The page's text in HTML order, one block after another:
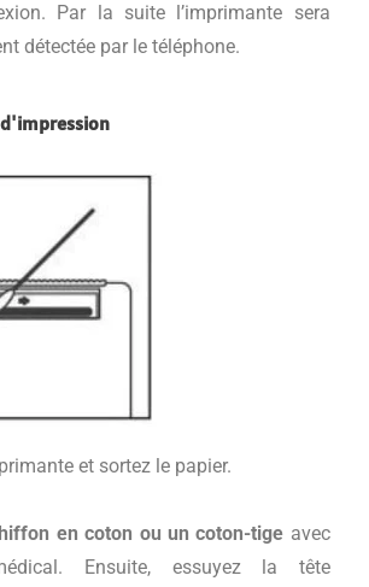
Par la suite l’imprimante sera
détectée par le téléphone.
et sortez le papier.
en coton ou un coton-tige avec
Ensuite, essuyez la tête